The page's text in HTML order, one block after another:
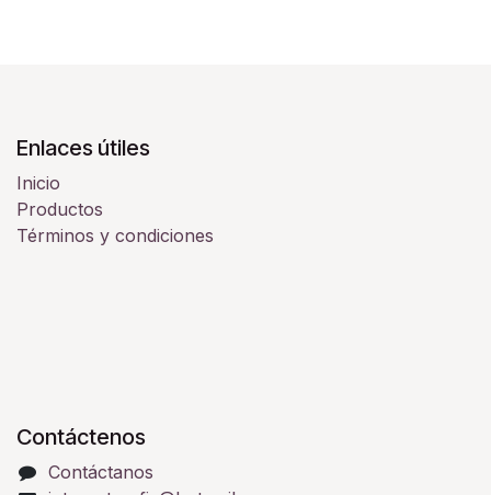
Enlaces útiles
Inicio
Productos
Términos y condiciones
Contáctenos
Contáctanos